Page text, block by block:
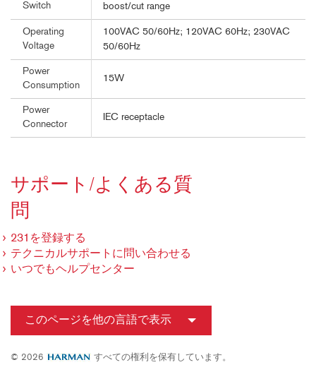
Switch
boost/cut range
Operating
Voltage
100VAC 50/60Hz; 120VAC 60Hz; 230VAC
50/60Hz
Power
Consumption
15W
Power
Connector
IEC receptacle
サポート/よくある質
問
231を登録する
テクニカルサポートに問い合わせる
いつでもヘルプセンター
このページを他の言語で表示
© 2026 すべての権利を保有しています。